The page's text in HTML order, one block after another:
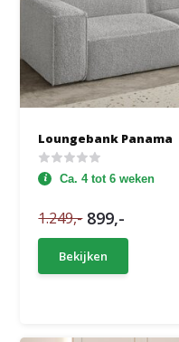
Loungebank Panama
Ca. 4 tot 6 weken
1.249,- 899,-
Bekijken